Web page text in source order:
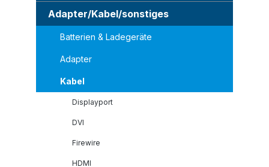
Adapter/Kabel/sonstiges
Batterien & Ladegeräte
Adapter
Kabel
Displayport
DVI
Firewire
HDMI